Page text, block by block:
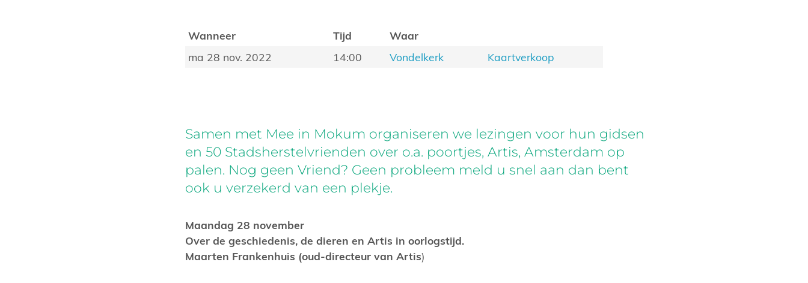
Wanneer Tijd
Waar
ma 28 nov. 2022
14:00 Vondelkerk Kaartverkoop
Samen met Mee in Mokum organiseren we lezingen voor hun gidsen
en 50 Stadsherstelvrienden over o.a. poortjes, Artis, Amsterdam op
palen. Nog geen Vriend? Geen probleem meld u snel aan dan bent
ook u verzekerd van een plekje.
Maandag 28 november
Over de geschiedenis, de dieren en Artis in oorlogstijd.
Maarten Frankenhuis (oud-directeur van Artis)